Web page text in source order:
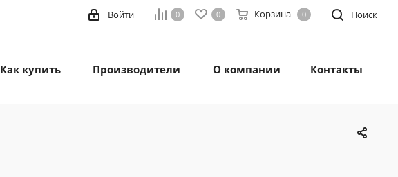
Поиск
0 0 Корзина 0
Войти
Как купить Производители О компании Контакты